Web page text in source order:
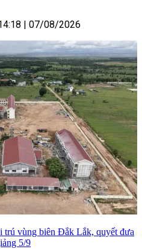
07/08/2026
trú vùng biên Đắk Lắk, quyết đưa
5/9